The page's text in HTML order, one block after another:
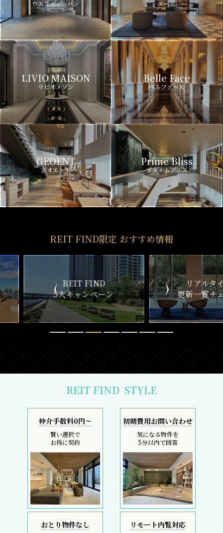
ウエリスアーバン ズーム
LIVIO MAISON
リビオメゾン
Belle Face
ベルファース
GEOENT
ジオエント
Prime Bliss
プライムブリス
REIT FIND限定 おすすめ情報
ン
リアルタイム
更新一覧チェック
新
REIT FIND STYLE
仲介手数料0円～
賢い選択で
お得に契約
初期費用お問い合わせ
気になる物件を
5分以内で回答
おとり物件なし リモート内覧対応